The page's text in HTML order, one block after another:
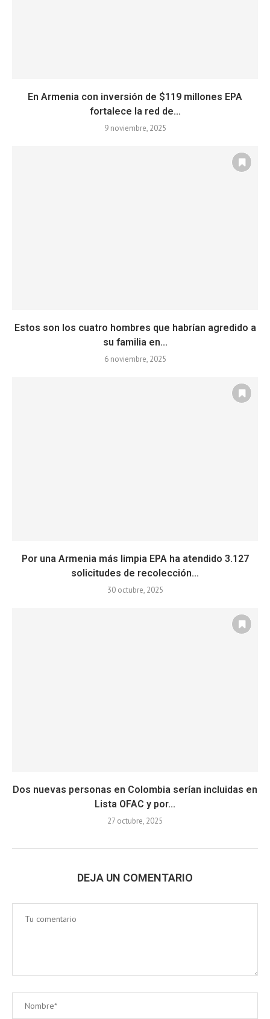
En Armenia con inversión de $119 millones EPA
fortalece la red de...
9 noviembre, 2025
Estos son los cuatro hombres que habrían agredido a
su familia en...
6 noviembre, 2025
Por una Armenia más limpia EPA ha atendido 3.127
solicitudes de recolección...
30 octubre, 2025
Dos nuevas personas en Colombia serían incluidas en
Lista OFAC y por...
27 octubre, 2025
DEJA UN COMENTARIO